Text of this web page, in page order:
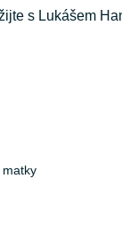
s Lukášem